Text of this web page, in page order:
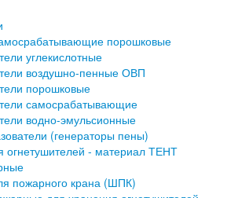
порошковые
углекислотные
воздушно-пенные ОВП
порошковые
самосрабатывающие
водно-эмульсионные
(генераторы пены)
огнетушителей - материал ТЕНТ
пожарного крана (ШПК)